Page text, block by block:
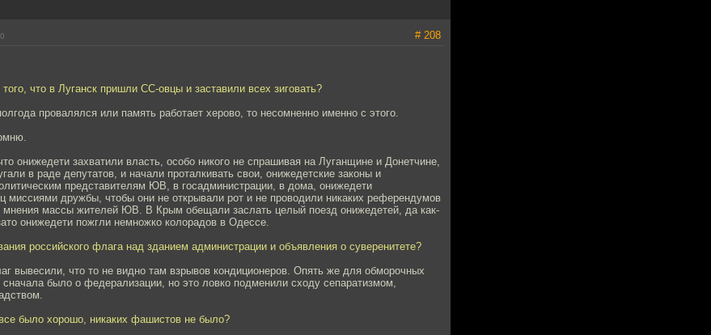
# 208
что в Луганск пришли СС-овцы и заставили всех зиговать?
провалялся или память работает херово, то несомненно именно с этого.
онижедети захватили власть, особо никого не спрашивая на Луганщине и Донетчине,
в раде депутатов, и начали проталкивать свои, онижедетские законы и
представителям ЮВ, в госадминистрации, в дома, онижедети
миссиями дружбы, чтобы они не открывали рот и не проводили никаких референдумов
мнения массы жителей ЮВ. В Крым обещали заслать целый поезд онижедетей, да как-
онижедети пожгли немножко колорадов в Одессе.
российского флага над зданием администрации и объявления о суверенитете?
вывесили, что то не видно там взрывов кондиционеров. Опять же для обморочных
было о федерализации, но это ловко подменили сходу сепаратизмом,
было хорошо, никаких фашистов не было?